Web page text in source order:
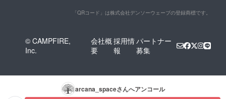
「QRコード」は株式会社デンソーウェーブの登録商標です。
© CAMPFIRE,
Inc.
会社概
要
採用情
報
パートナー
募集
arcana_spaceさんへアンコール